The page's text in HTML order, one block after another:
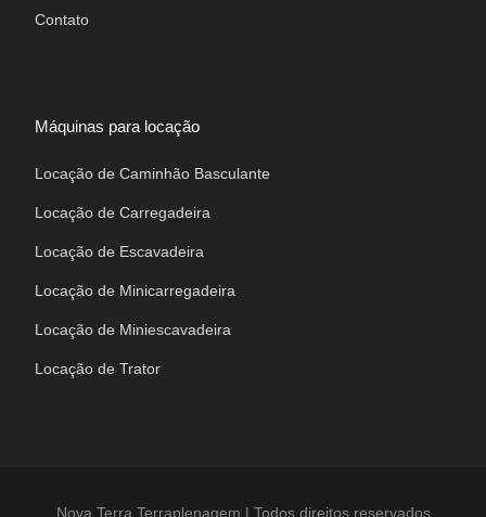
Contato
Máquinas para locação
Locação de Caminhão Basculante
Locação de Carregadeira
Locação de Escavadeira
Locação de Minicarregadeira
Locação de Miniescavadeira
Locação de Trator
Nova Terra Terraplenagem | Todos direitos reservados